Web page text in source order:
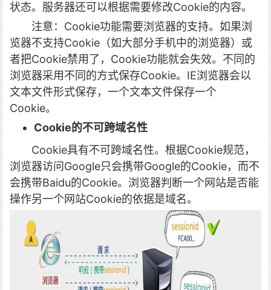
状态。服务器还可以根据需要修改Cookie的内容。
注意：Cookie功能需要浏览器的支持。如果浏
览器不支持Cookie（如大部分手机中的浏览器）或
者把Cookie禁用了，Cookie功能就会失效。不同的
浏览器采用不同的方式保存Cookie。IE浏览器会以
文本文件形式保存，一个文本文件保存一个
Cookie。
Cookie的不可跨域名性
Cookie具有不可跨域名性。根据Cookie规范，
浏览器访问Google只会携带Google的Cookie，而不
会携带Baidu的Cookie。浏览器判断一个网站是否能
操作另一个网站Cookie的依据是域名。